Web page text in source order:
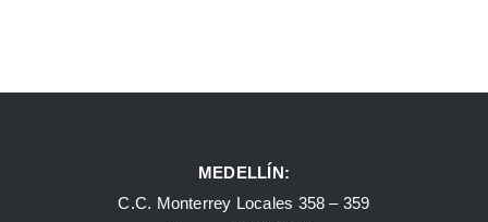
MEDELLÍN:
C.C. Monterrey Locales 358 – 359